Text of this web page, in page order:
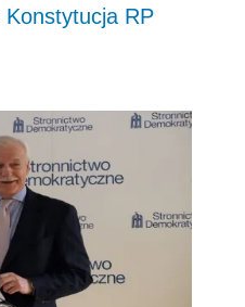
Konstytucja RP